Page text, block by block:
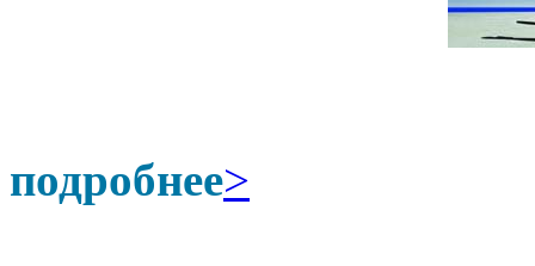
подробнее>